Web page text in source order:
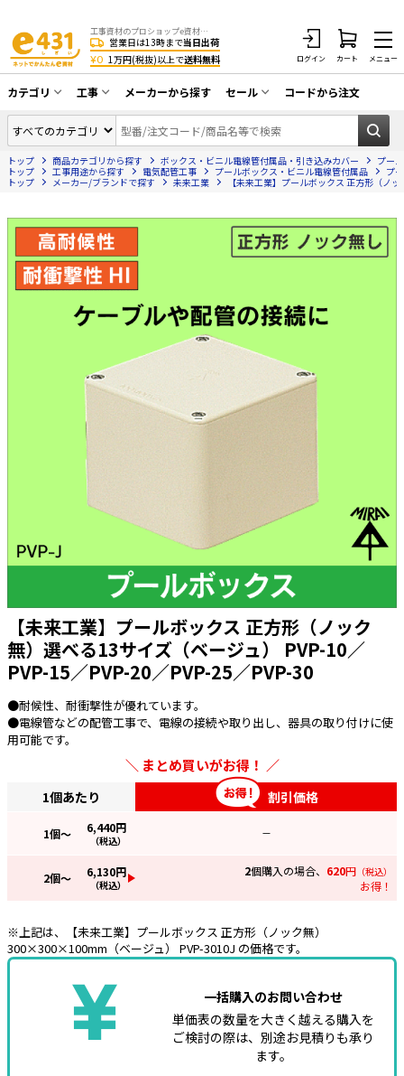
工事資材のプロショップe資材 CATV・アンテナ・防犯・光・LAN・電気・空調工事など
営業日は13時まで当日出荷
¥0 1万円(税抜)以上で送料無料 ログイン カート メニュー
カテゴリ
同軸ケーブル／テレビ用接栓／関連工具
アンテナ・取付金具・ブースター／CATV
部材類
防犯工事関連
HDMIケーブル・周辺機器／RCAケーブル
電話線／コネクタ／アダプタ
光ファイバー・融着接続機関連
LANケーブル・コネクタ・関連資材/機器
ネットワーク機器
エアコン・換気扇・空調資材
太陽光発電ケーブル・コネクタ・関連資
電源ケーブル／コネクタ／分電盤／ブレ
電源タップ・延長コード
スイッチ・コンセント（配線器具）
PF管/FEP管/CD管/情報線保護管
ボックス・ビニル電線管付属品・引き込
みカバー
工具関連
EV充電設備工事関連
その他
e431オリジナル
暑さ対策
工事
CATV・アンテナ工事
光工事・FTTH工事
防犯カメラ工事
LAN配線工事
電気配管工事
EV充電設備工事
照明設置工事
ホテル・病院向け
メーカーから探す セール
在庫一掃セール
コードから注文
トップ 商品カテゴリから探す ボックス・ビニル電線管付属品・引き込みカバー
プー
トップ
工事用途から探す 電気配管工事 プールボックス・ビニル電線管付属品
プ
トップ
メーカー/ブランドで探す 未来工業 【未来工業】プールボックス 正方形（
【未来工業】プールボックス 正方形（ノック
無）選べる13サイズ（ベージュ） PVP-10／
PVP-15／PVP-20／PVP-25／PVP-30
●耐候性、耐衝撃性が優れています。
●電線管などの配管工事で、電線の接続や取り出し、器具の取り付けに使
用可能です。
まとめ買いがお得！
1個あたり 割引価格
1個～ 6,440円
（税込）
—
2個～ 6,130円
（税込）
2個購入の場合、 620円 （税込）
お得！
※上記は、【未来工業】プールボックス 正方形（ノック無）
300×300×100mm（ベージュ） PVP-3010J の価格です。
一括購入のお問い合わせ
単価表の数量を大きく越える購入を
ご検討の際は、別途お見積りも承り
ます。